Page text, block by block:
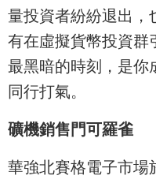
量投資者紛紛退出，
有在虛擬貨幣投資群
最黑暗的時刻，是你
同行打氣。
礦機銷售門可羅雀
華強北賽格電子市場